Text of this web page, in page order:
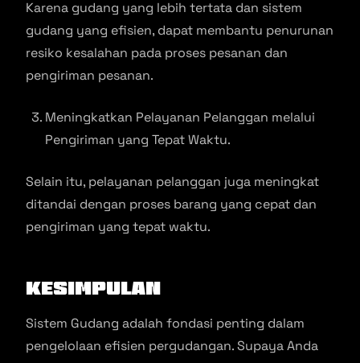
Karena gudang yang lebih tertata dan sistem
gudang yang efisien, dapat membantu penurunan
resiko kesalahan pada proses pesanan dan
pengiriman pesanan.
Meningkatkan Pelayanan Pelanggan melalui
Pengiriman yang Tepat Waktu.
Selain itu, pelayanan pelanggan juga meningkat
ditandai dengan proses barang yang cepat dan
pengiriman yang tepat waktu.
Kesimpulan
Sistem Gudang adalah fondasi penting dalam
pengelolaan efisien pergudangan. Supaya Anda